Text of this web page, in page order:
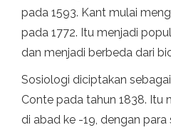
pada 1593. Kant mulai
pada 1772. Itu menjadi
dan menjadi berbeda dari
Sosiologi diciptakan
Conte pada tahun 1838. Itu
di abad ke -19, dengan para